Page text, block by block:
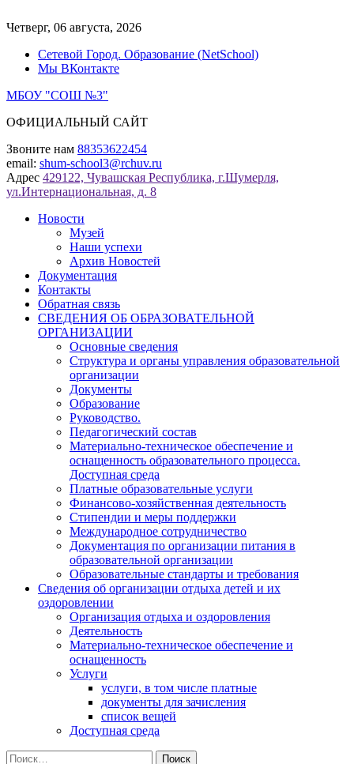
к
Четверг, 06 августа, 2026
Сетевой Город. Образование (NetSchool)
Мы ВКонтакте
МБОУ "СОШ №3"
ОФИЦИАЛЬНЫЙ САЙТ
Звоните нам 88353622454
email: shum-school3@rchuv.ru
Адрес 429122, Чувашская Республика, г.Шумерля,
ул.Интернациональная, д. 8
Новости
Музей
Наши успехи
Архив Новостей
Документация
Контакты
Обратная связь
СВЕДЕНИЯ ОБ ОБРАЗОВАТЕЛЬНОЙ
ОРГАНИЗАЦИИ
Основные сведения
Структура и органы управления образовательной
организации
Документы
Образование
Руководство.
Педагогический состав
Материально-техническое обеспечение и
оснащенность образовательного процесса.
Доступная среда
Платные образовательные услуги
Финансово-хозяйственная деятельность
Стипендии и меры поддержки
Международное сотрудничество
Документация по организации питания в
образовательной организации
Образовательные стандарты и требования
Сведения об организации отдыха детей и их
оздоровлении
Организация отдыха и оздоровления
Деятельность
Материально-техническое обеспечение и
оснащенность
Услуги
услуги, в том числе платные
документы для зачисления
список вещей
Доступная среда
Найти: